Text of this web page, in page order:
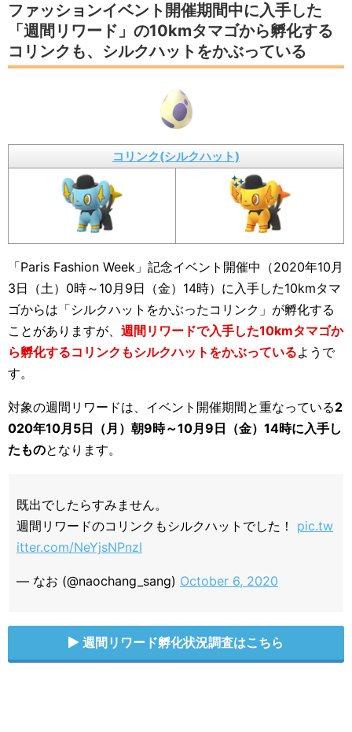
ファッションイベント開催期間中に入手した
「週間リワード」の10kmタマゴから孵化する
コリンクも、シルクハットをかぶっている
コリンク(シルクハット)
「Paris Fashion Week」記念イベント開催中（2020年10月
3日（土）0時～10月9日（金）14時）に入手した10kmタマ
ゴからは「シルクハットをかぶったコリンク」が孵化する
ことがありますが、 週間リワードで入手した10kmタマゴか
ら孵化するコリンクもシルクハットをかぶっているようで
す。
対象の週間リワードは、イベント開催期間と重なっている2
020年10月5日（月）朝9時～10月9日（金）14時に入手し
たものとなります。
既出でしたらすみません。
週間リワードのコリンクもシルクハットでした！ pic.tw
itter.com/NeYjsNPnzI
— なお (@naochang_sang) October 6, 2020
週間リワード孵化状況調査はこちら